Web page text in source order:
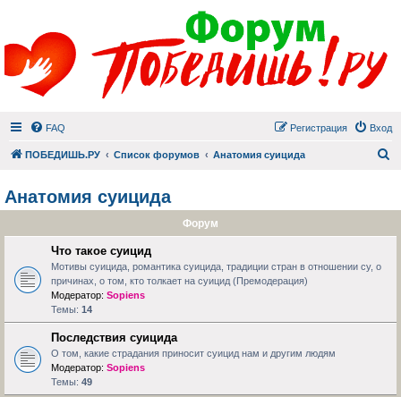
FAQ Вход
Регистрация
ПОБЕДИШЬ.РУ Список форумов Анатомия суицида
Анатомия суицида
Форум
Что такое суицид
Мотивы суицида, романтика суицида, традиции стран в отношении су, о
причинах, о том, кто толкает на суицид (Премодерация)
Модератор: Sopiens
Темы: 14
Последствия суицида
О том, какие страдания приносит суицид нам и другим людям
Модератор: Sopiens
Темы: 49